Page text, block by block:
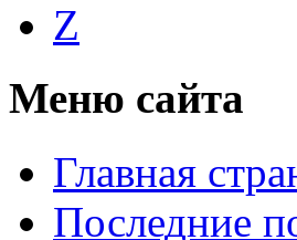
Z
Меню сайта
Главная
Последние